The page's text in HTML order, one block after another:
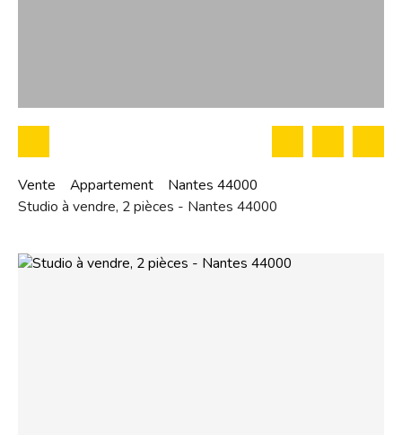
Vente Appartement
Nantes 44000
Studio à vendre, 2 pièces - Nantes 44000